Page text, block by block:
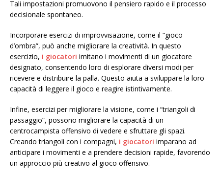
Tali impostazioni promuovono il pensiero rapido e il processo
decisionale spontaneo.
Incorporare esercizi di improvvisazione, come il “gioco
d’ombra”, può anche migliorare la creatività. In questo
esercizio, i giocatori imitano i movimenti di un giocatore
designato, consentendo loro di esplorare diversi modi per
ricevere e distribuire la palla. Questo aiuta a sviluppare la loro
capacità di leggere il gioco e reagire istintivamente.
Infine, esercizi per migliorare la visione, come i “triangoli di
passaggio”, possono migliorare la capacità di un
centrocampista offensivo di vedere e sfruttare gli spazi.
Creando triangoli con i compagni, i giocatori imparano ad
anticipare i movimenti e a prendere decisioni rapide, favorendo
un approccio più creativo al gioco offensivo.